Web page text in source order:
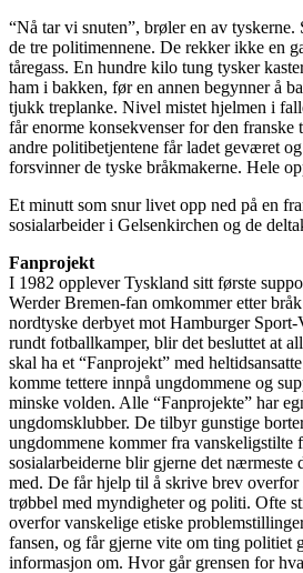
“Nå tar vi snuten”, brøler en av
de tre politimennene. De rekker ikke en
tåregass. En hundre kilo tung tysker
ham i bakken, før en annen begynner å
tjukk treplanke. Nivel mistet hjelmen i
får enorme konsekvenser for den franske
andre politibetjentene får ladet geværet
forsvinner de tyske bråkmakerne. Hele
Et minutt som snur livet opp ned på en
sosialarbeider i Gelsenkirchen og de
Fanprojekt
I 1982 opplever Tyskland sitt første
Werder Bremen-fan omkommer etter
nordtyske derbyet mot Hamburger
rundt fotballkamper, blir det besluttet at
skal ha et “Fanprojekt” med
komme tettere innpå ungdommene og
minske volden. Alle “Fanprojekte” har
ungdomsklubber. De tilbyr gunstige
ungdommene kommer fra vanskeligstilte
sosialarbeiderne blir gjerne det nærmeste
med. De får hjelp til å skrive brev overfor
trøbbel med myndigheter og politi. Ofte
overfor vanskelige etiske
fansen, og får gjerne vite om ting politiet
informasjon om. Hvor går grensen for